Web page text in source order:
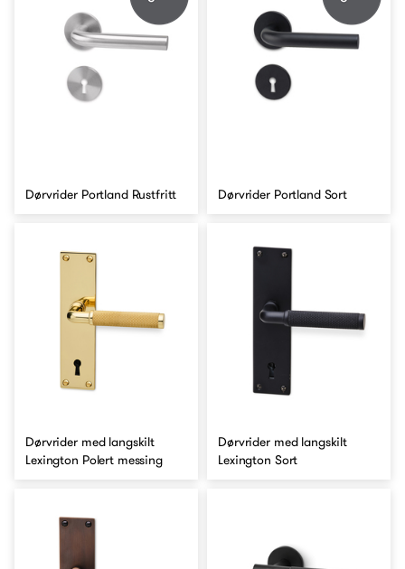
Dørvrider Portland Rustfritt Dørvrider Portland Sort
Dørvrider med langskilt
Lexington Polert messing
Dørvrider med langskilt
Lexington Sort